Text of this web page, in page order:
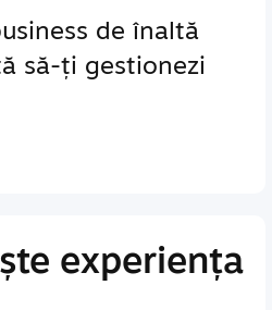
de înaltă
să-ți gestionezi
experiența